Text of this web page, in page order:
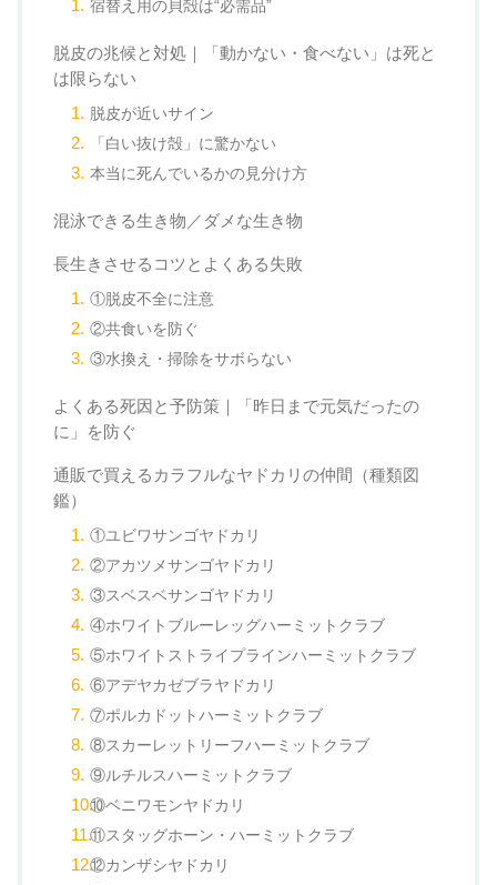
宿替え用の貝殻は“必需品”
脱皮の兆候と対処｜「動かない・食べない」は死と
は限らない
脱皮が近いサイン
「白い抜け殻」に驚かない
本当に死んでいるかの見分け方
混泳できる生き物／ダメな生き物
長生きさせるコツとよくある失敗
①脱皮不全に注意
②共食いを防ぐ
③水換え・掃除をサボらない
よくある死因と予防策｜「昨日まで元気だったの
に」を防ぐ
通販で買えるカラフルなヤドカリの仲間（種類図
鑑）
①ユビワサンゴヤドカリ
②アカツメサンゴヤドカリ
③スベスベサンゴヤドカリ
④ホワイトブルーレッグハーミットクラブ
⑤ホワイトストライプラインハーミットクラブ
⑥アデヤカゼブラヤドカリ
⑦ポルカドットハーミットクラブ
⑧スカーレットリーフハーミットクラブ
⑨ルチルスハーミットクラブ
⑩ベニワモンヤドカリ
⑪スタッグホーン・ハーミットクラブ
⑫カンザシヤドカリ